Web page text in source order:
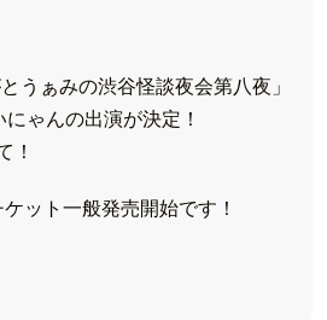
うぁみの渋谷怪談夜会第八夜」
ゃんの出演が決定！
！
ット一般発売開始です！